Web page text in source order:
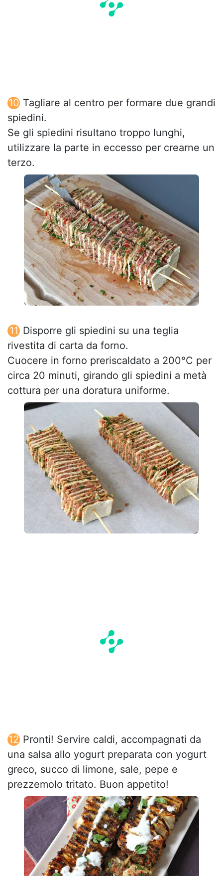
Tagliare al centro per formare due grandi
spiedini.
Se gli spiedini risultano troppo lunghi,
utilizzare la parte in eccesso per crearne un
terzo.
Disporre gli spiedini su una teglia
rivestita di carta da forno.
Cuocere in forno preriscaldato a 200°C per
circa 20 minuti, girando gli spiedini a metà
cottura per una doratura uniforme.
Pronti! Servire caldi, accompagnati da
una salsa allo yogurt preparata con yogurt
greco, succo di limone, sale, pepe e
prezzemolo tritato. Buon appetito!